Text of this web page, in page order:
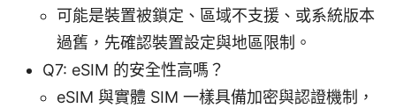
可能是裝置被鎖定、區域不支援、或系統版本
過舊，先確認裝置設定與地區限制。
Q7: eSIM 的安全性高嗎？
eSIM 與實體 SIM 一樣具備加密與認證機制，